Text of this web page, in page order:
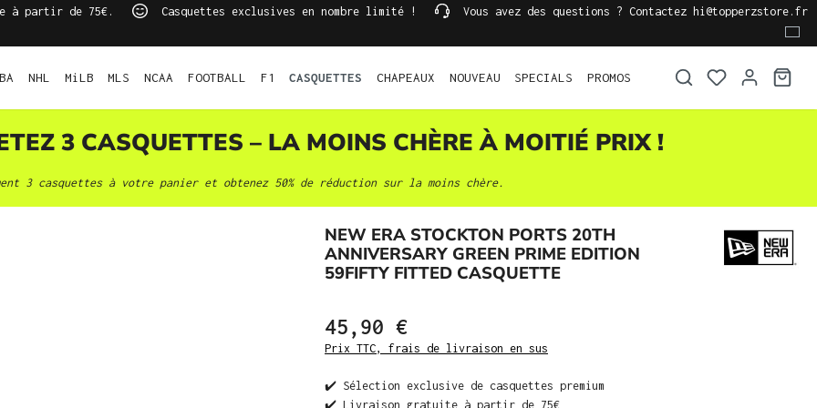
à partir de 75€. Casquettes exclusives en nombre limité ! Vous avez des questions ? Contactez hi@topperzstore.fr
NHL MiLB MLS NCAA FOOTBALL F1 CASQUETTES CHAPEAUX NOUVEAU SPECIALS PROMOS
3 CASQUETTES – LA MOINS CHÈRE À MOITIÉ PRIX !
3 casquettesà votre panier et obtenez 50% de réduction sur la moins chère.
NEW ERA STOCKTON PORTS 20TH
ANNIVERSARY GREEN PRIME EDITION
59FIFTY FITTED CASQUETTE
45,90 €
Prix TTC, frais de livraison en sus
✔️ Sélection exclusive de casquettes premium
✔️ Livraison gratuite à partir de 75€